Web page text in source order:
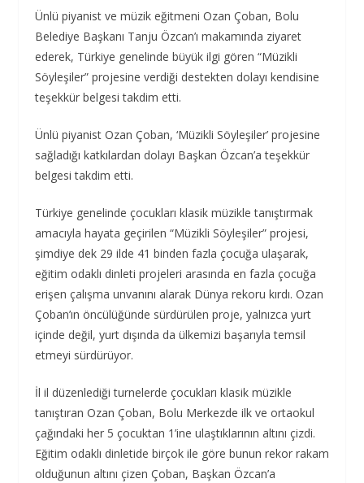
Ünlü piyanist ve müzik eğitmeni Ozan Çoban, Bolu
Belediye Başkanı Tanju Özcan’ı makamında ziyaret
ederek, Türkiye genelinde büyük ilgi gören “Müzikli
Söyleşiler” projesine verdiği destekten dolayı kendisine
teşekkür belgesi takdim etti.
Ünlü piyanist Ozan Çoban, ‘Müzikli Söyleşiler’ projesine
sağladığı katkılardan dolayı Başkan Özcan’a teşekkür
belgesi takdim etti.
Türkiye genelinde çocukları klasik müzikle tanıştırmak
amacıyla hayata geçirilen “Müzikli Söyleşiler” projesi,
şimdiye dek 29 ilde 41 binden fazla çocuğa ulaşarak,
eğitim odaklı dinleti projeleri arasında en fazla çocuğa
erişen çalışma unvanını alarak Dünya rekoru kırdı. Ozan
Çoban’ın öncülüğünde sürdürülen proje, yalnızca yurt
içinde değil, yurt dışında da ülkemizi başarıyla temsil
etmeyi sürdürüyor.
İl il düzenlediği turnelerde çocukları klasik müzikle
tanıştıran Ozan Çoban, Bolu Merkezde ilk ve ortaokul
çağındaki her 5 çocuktan 1’ine ulaştıklarının altını çizdi.
Eğitim odaklı dinletide birçok ile göre bunun rekor rakam
olduğunun altını çizen Çoban, Başkan Özcan’a